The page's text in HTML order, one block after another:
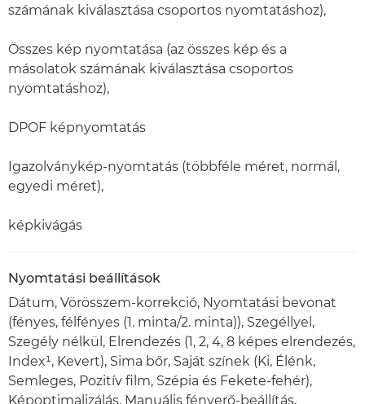
számának kiválasztása csoportos nyomtatáshoz),
Összes kép nyomtatása (az összes kép és a
másolatok számának kiválasztása csoportos
nyomtatáshoz),
DPOF képnyomtatás
Igazolványkép-nyomtatás (többféle méret, normál,
egyedi méret),
képkivágás
Nyomtatási beállítások
Dátum, Vörösszem-korrekció, Nyomtatási bevonat
(fényes, félfényes (1. minta/2. minta)), Szegéllyel,
Szegély nélkül, Elrendezés (1, 2, 4, 8 képes elrendezés,
Index¹, Kevert), Sima bőr, Saját színek (Ki, Élénk,
Semleges, Pozitív film, Szépia és Fekete-fehér),
Képoptimalizálás, Manuális fényerő-beállítás,